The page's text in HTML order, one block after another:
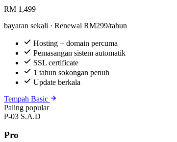
RM 1,499
bayaran sekali · Renewal RM299/tahun
Hosting + domain percuma
Pemasangan sistem automatik
SSL certificate
1 tahun sokongan penuh
Update berkala
Tempah Basic
Paling popular
P-03 S.A.D
Pro